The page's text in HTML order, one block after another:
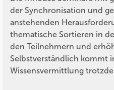
der Synchronisation und
anstehenden
thematische Sortieren in
den Teilnehmern und
Selbstverständlich kommt
Wissensvermittlung